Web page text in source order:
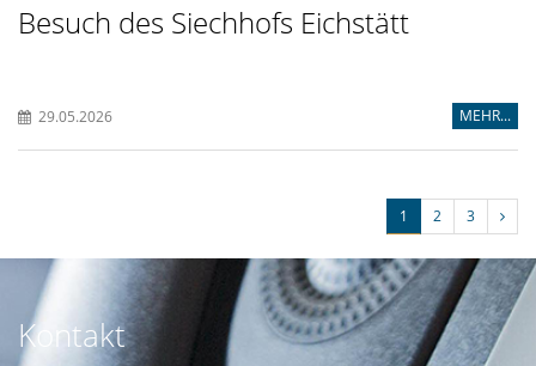
Besuch des Siechhofs Eichstätt
29.05.2026 MEHR...
1 2 3
Kontakt